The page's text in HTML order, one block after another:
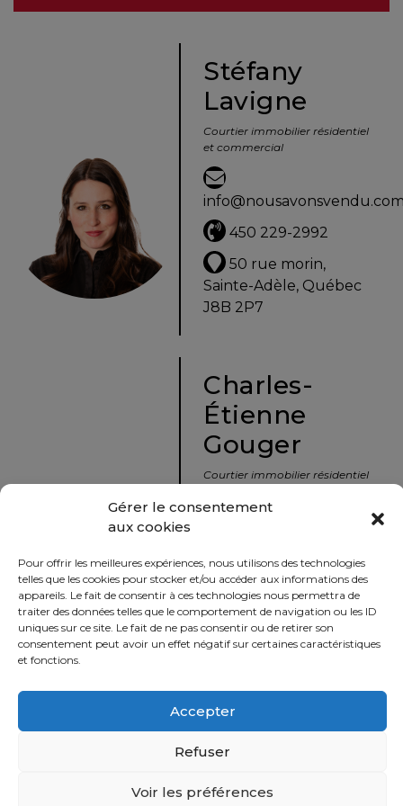
Gérer le consentement
aux cookies
Pour offrir les meilleures expériences, nous utilisons des technologies
telles que les cookies pour stocker et/ou accéder aux informations des
appareils. Le fait de consentir à ces technologies nous permettra de
traiter des données telles que le comportement de navigation ou les ID
uniques sur ce site. Le fait de ne pas consentir ou de retirer son
consentement peut avoir un effet négatif sur certaines caractéristiques
et fonctions.
Accepter
Refuser
Voir les préférences
Évaluation
Avec
un
immobilier
vers
la
tranquillité
d’esprit
défi
Stéfany
Lavigne
Courtier immobilier résidentiel
et commercial
450 229-2992
50 rue morin,
Sainte-Adèle, Québec
J8B 2P7
Charles-
Étienne
Gouger
Courtier immobilier résidentiel
450 229-2992
50 rue morin,
Sainte-Adèle, Québec
J8B 2P7
Partager
Politique